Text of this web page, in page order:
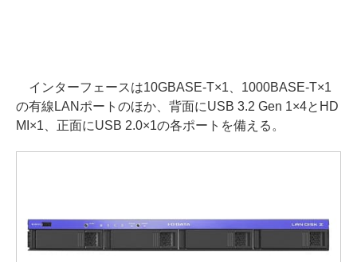
インターフェースは10GBASE-T×1、1000BASE-T×1
の有線LANポートのほか、背面にUSB 3.2 Gen 1×4とHD
MI×1、正面にUSB 2.0×1の各ポートを備える。